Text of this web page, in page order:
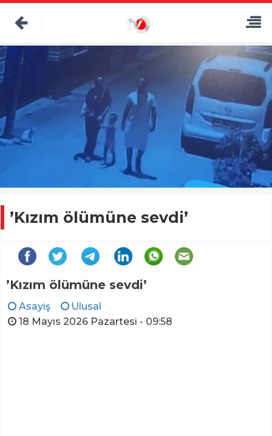
’Kızım ölümüne sevdi’
’Kızım ölümüne sevdi’
Asayiş
Ulusal
18 Mayıs 2026 Pazartesi - 09:58